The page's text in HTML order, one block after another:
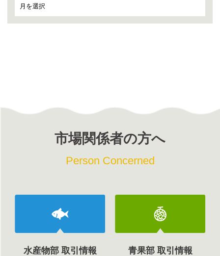
市場関係者の方へ
Person Concerned
水産物部 取引情報 青果部 取引情報